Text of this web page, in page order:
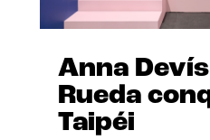
Anna
Rueda
Taipéi